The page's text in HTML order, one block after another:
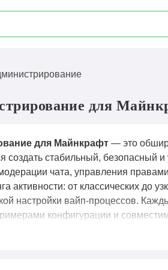
для
для Майнкрафт — это
создать стабильный, безопасный
чата, управления
активности: от классических до
настройки вайп-процессов.
конфигурации и